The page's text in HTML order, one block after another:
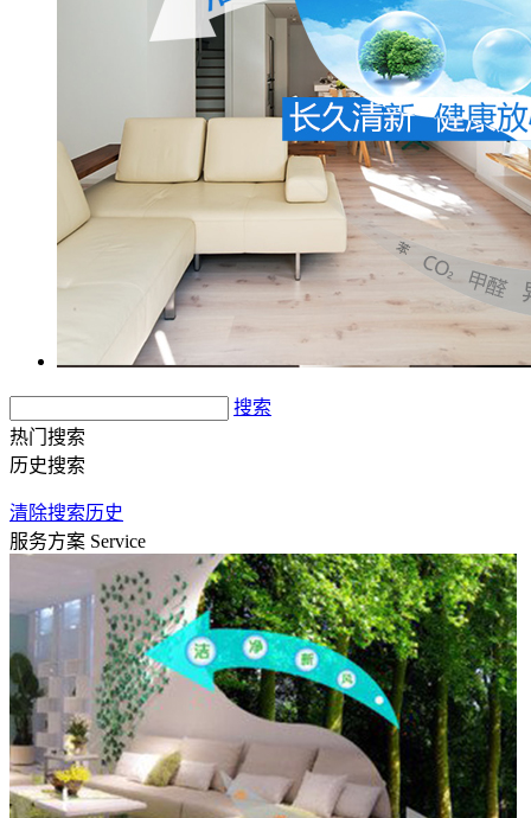
搜索
热门搜索
历史搜索
清除搜索历史
服务方案 Service